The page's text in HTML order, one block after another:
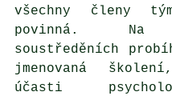
všechny členy
povinná. Na
soustředěních
jmenovaná
účasti